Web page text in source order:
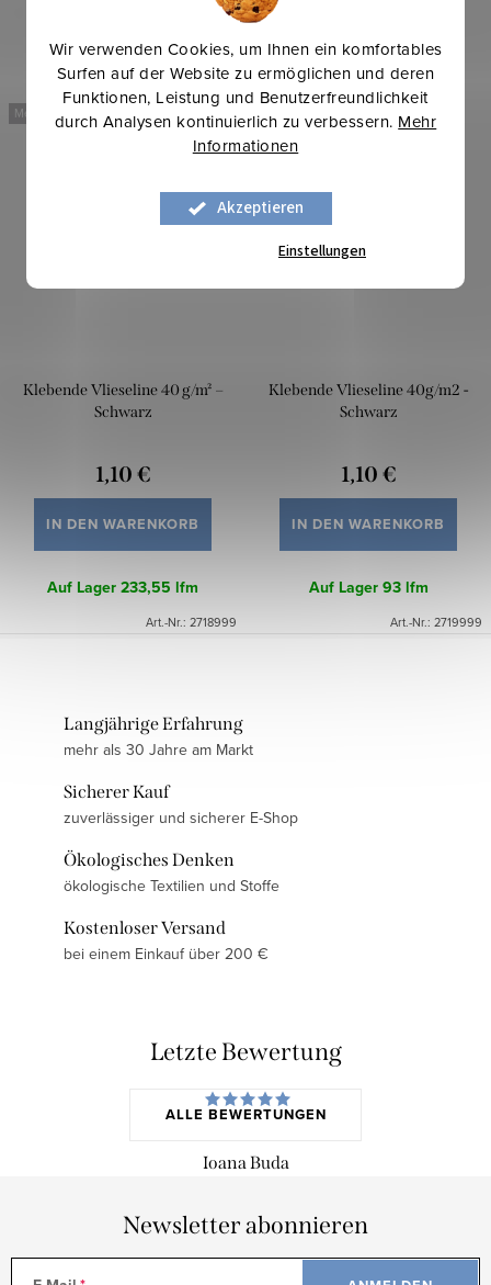
Wir verwenden Cookies, um Ihnen ein komfortables
Surfen auf der Website zu ermöglichen und deren
Funktionen, Leistung und Benutzerfreundlichkeit
durch Analysen kontinuierlich zu verbessern. Mehr
Informationen
Akzeptieren
Einstellungen
Mehr für weniger
Klebende Vlieseline 40 g/m² –
Schwarz
1,10 €
IN DEN WARENKORB
Auf Lager233,55 lfm
Art.-Nr.: 2718999
Mehr für weniger
Klebende Vlieseline 40g/m2 -
Schwarz
1,10 €
IN DEN WARENKORB
Auf Lager93 lfm
Art.-Nr.: 2719999
Langjährige Erfahrung
mehr als 30 Jahre am Markt
Sicherer Kauf
zuverlässiger und sicherer E-Shop
Ökologisches Denken
ökologische Textilien und Stoffe
Kostenloser Versand
bei einem Einkauf über 200 €
Letzte Bewertung
ALLE BEWERTUNGEN
Ioana Buda
Newsletter abonnieren